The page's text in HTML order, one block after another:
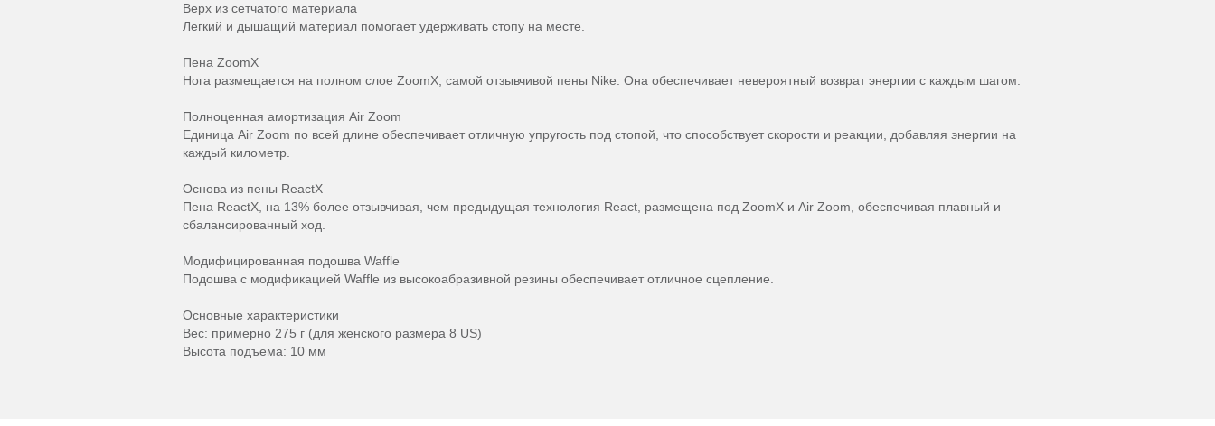
Верх из сетчатого материала
Легкий и дышащий материал помогает удерживать стопу на месте.
Пена ZoomX
Нога размещается на полном слое ZoomX, самой отзывчивой пены Nike. Она обеспечивает невероятный возврат энергии с каждым шагом.
Полноценная амортизация Air Zoom
Единица Air Zoom по всей длине обеспечивает отличную упругость под стопой, что способствует скорости и реакции, добавляя энергии на
каждый километр.
Основа из пены ReactX
Пена ReactX, на 13% более отзывчивая, чем предыдущая технология React, размещена под ZoomX и Air Zoom, обеспечивая плавный и
сбалансированный ход.
Модифицированная подошва Waffle
Подошва с модификацией Waffle из высокоабразивной резины обеспечивает отличное сцепление.
Основные характеристики
Вес: примерно 275 г (для женского размера 8 US)
Высота подъема: 10 мм